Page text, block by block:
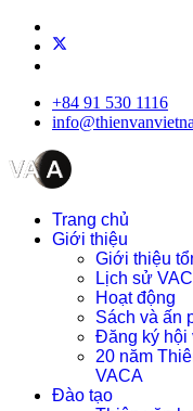
+84 91 530 1116
Trang chủ
Giới thiệu
Giới thiệu
Lịch sử
Hoạt động
Sách và ấn
Đăng ký hội
20 năm
VACA
Đào tạo